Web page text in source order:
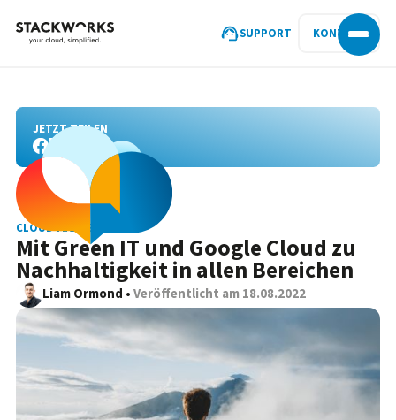
SUPPORT KONTAKT
CLOUD MANAGEMENT
Mit Green IT und Google Cloud zu
Nachhaltigkeit in allen Bereichen
Liam Ormond • Veröffentlicht am 18.08.2022
JETZT TEILEN